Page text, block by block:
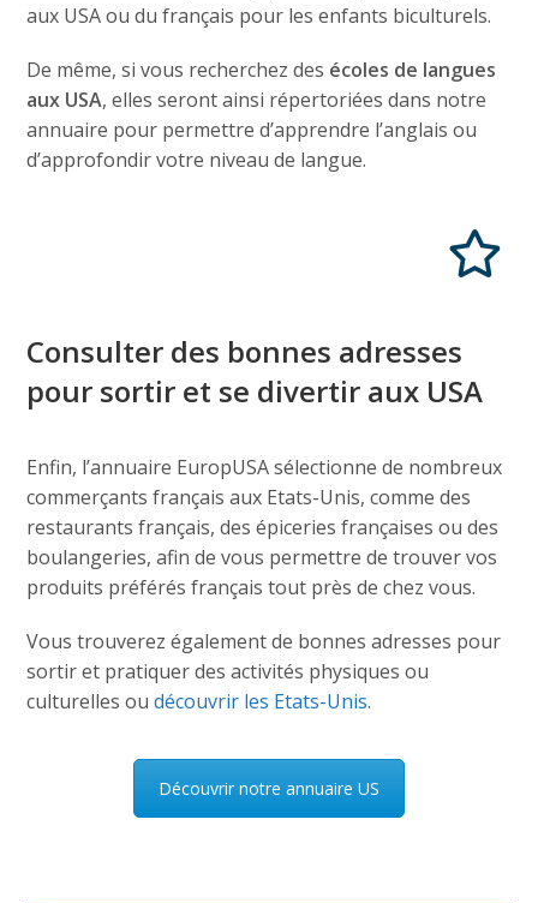
aux USA ou du français pour les enfants biculturels.
De même, si vous recherchez des écoles de langues
aux USA, elles seront ainsi répertoriées dans notre
annuaire pour permettre d’apprendre l’anglais ou
d’approfondir votre niveau de langue.
Consulter des bonnes adresses
pour sortir et se divertir aux USA
Enfin, l’annuaire EuropUSA sélectionne de nombreux
commerçants français aux Etats-Unis, comme des
restaurants français, des épiceries françaises ou des
boulangeries, afin de vous permettre de trouver vos
produits préférés français tout près de chez vous.
Vous trouverez également de bonnes adresses pour
sortir et pratiquer des activités physiques ou
culturelles oudécouvrir les Etats-Unis.
Découvrir notre annuaire US